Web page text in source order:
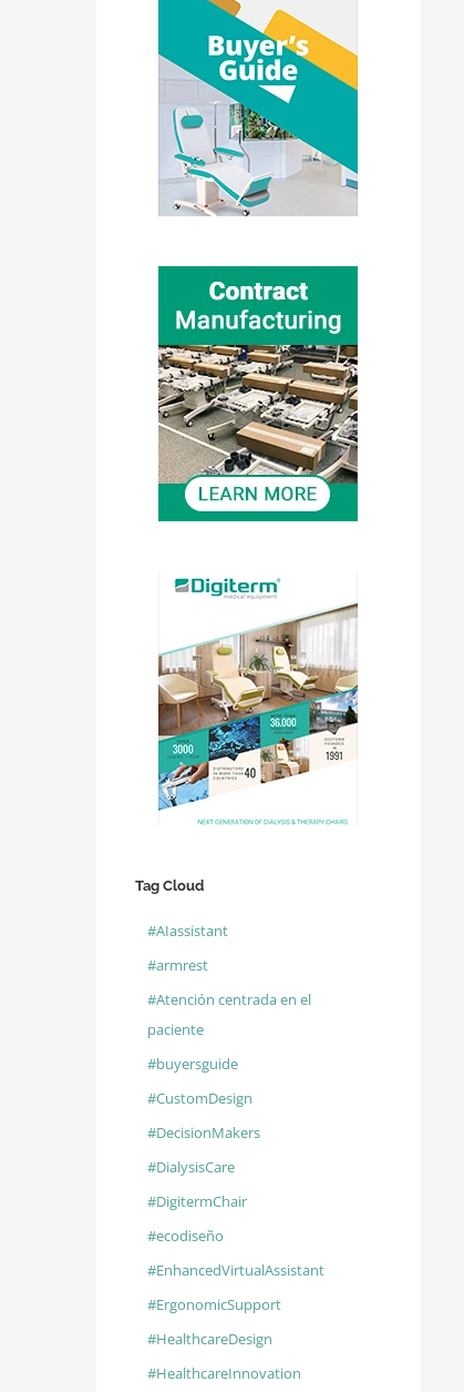
Tag Cloud
#AIassistant
#armrest
#Atención centrada en el
paciente
#buyersguide
#CustomDesign
#DecisionMakers
#DialysisCare
#DigitermChair
#ecodiseño
#EnhancedVirtualAssistant
#ErgonomicSupport
#HealthcareDesign
#HealthcareInnovation